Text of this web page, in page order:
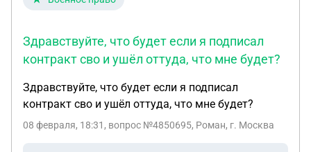
Здравствуйте, что будет если я подписал
контракт сво и ушёл оттуда, что мне будет?
Здравствуйте, что будет если я подписал
контракт сво и ушёл оттуда, что мне будет?
08 февраля, 18:31 , вопрос №4850695, Роман, г. Москва